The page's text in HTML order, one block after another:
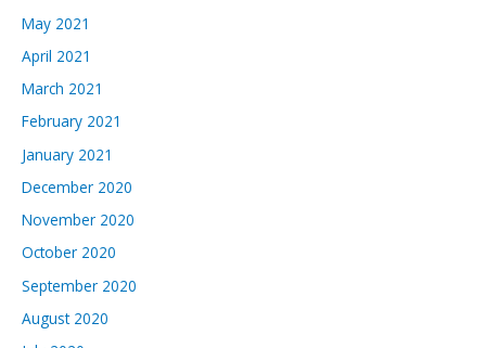
May 2021
April 2021
March 2021
February 2021
January 2021
December 2020
November 2020
October 2020
September 2020
August 2020